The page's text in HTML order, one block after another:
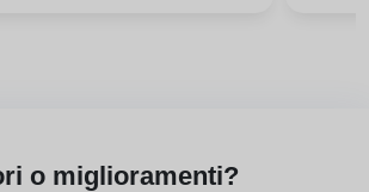
o miglioramenti?